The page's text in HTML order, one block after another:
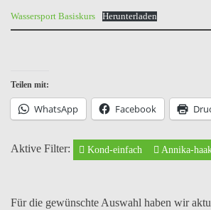
Wassersport Basiskurs Herunterladen
Teilen mit:
WhatsApp Facebook
Aktive Filter: Kond-einfach Annika-
Für die gewünschte Auswahl haben wir